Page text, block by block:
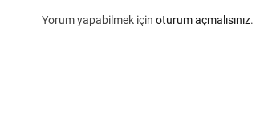
Yorum yapabilmek için oturum açmalısınız.